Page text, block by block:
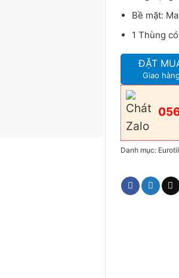
Bề mặt:
1 Thùng
ĐẶT
Giao
Danh mục: